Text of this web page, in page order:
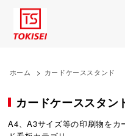
ホーム > カードケーススタンド
カードケーススタン
A4、A3サイズ等の印刷物をカ